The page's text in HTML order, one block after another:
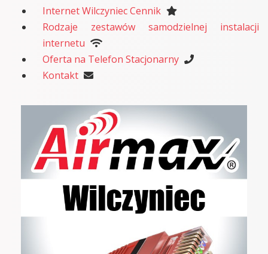
Internet Wilczyniec Cennik
Rodzaje zestawów samodzielnej instalacji
internetu
Oferta na Telefon Stacjonarny
Kontakt